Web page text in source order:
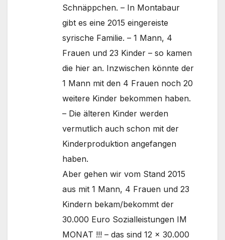
Schnäppchen. – In Montabaur
gibt es eine 2015 eingereiste
syrische Familie. – 1 Mann, 4
Frauen und 23 Kinder – so kamen
die hier an. Inzwischen könnte der
1 Mann mit den 4 Frauen noch 20
weitere Kinder bekommen haben.
– Die älteren Kinder werden
vermutlich auch schon mit der
Kinderproduktion angefangen
haben.
Aber gehen wir vom Stand 2015
aus mit 1 Mann, 4 Frauen und 23
Kindern bekam/bekommt der
30.000 Euro Sozialleistungen IM
MONAT !!! – das sind 12 x 30.000